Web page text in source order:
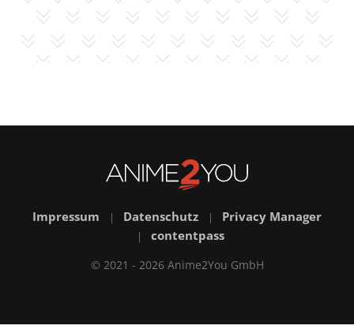
Impressum | Datenschutz | Privacy Manager
| contentpass
© 2021 - 2026 Anime2You GmbH